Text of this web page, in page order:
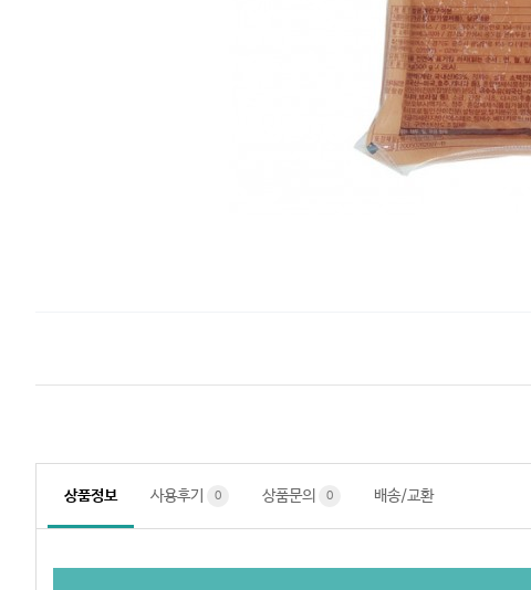
상품정보 사용후기 0 상품문의 0 배송/교환